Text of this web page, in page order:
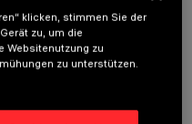
klicken, stimmen Sie der
zu, um die
Websitenutzung zu
zu unterstützen.